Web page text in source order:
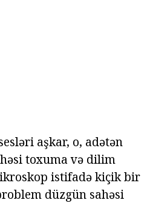
aşkar, o, adətən
toxuma və dilim
istifadə kiçik bir
düzgün sahəsi